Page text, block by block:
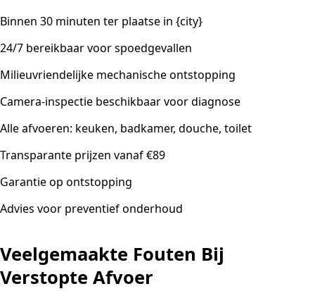
Binnen 30 minuten ter plaatse in {city}
24/7 bereikbaar voor spoedgevallen
Milieuvriendelijke mechanische ontstopping
Camera-inspectie beschikbaar voor diagnose
Alle afvoeren: keuken, badkamer, douche, toilet
Transparante prijzen vanaf €89
Garantie op ontstopping
Advies voor preventief onderhoud
Veelgemaakte Fouten Bij
Verstopte Afvoer